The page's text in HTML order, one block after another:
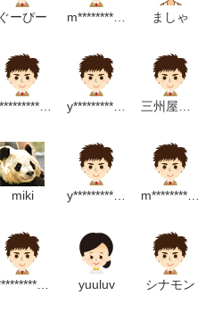
げます。システム上、どなたが購
活動の大きな支えになっておりま
品質な素材をお届けできるよう励
209687226/color?
ぐーぴー m******************m ましゃ
s************************m y******************m 三州屋桑原
miki y*****************m m*********************p
f***************m yuuluv シナモン